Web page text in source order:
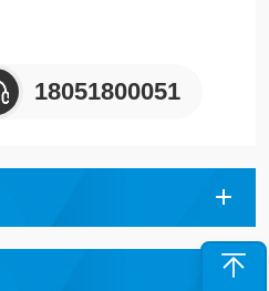
18051800051